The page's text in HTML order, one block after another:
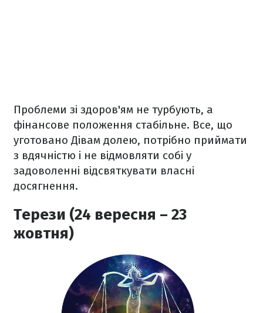
Проблеми зі здоров'ям не турбують, а
фінансове положення стабільне. Все, що
уготовано Дівам долею, потрібно приймати
з вдячністю і не відмовляти собі у
задоволенні відсвяткувати власні
досягнення.
Терези (24 вересня – 23
жовтня)